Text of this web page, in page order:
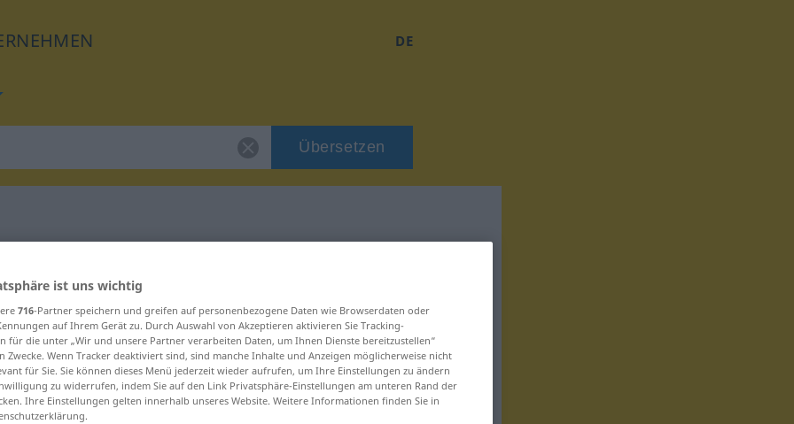
DE
Übersetzen
"Stress"
ist uns wichtig
716-Partner speichern und greifen auf personenbezogene Daten wie Browserdaten oder
auf Ihrem Gerät zu. Durch Auswahl von Akzeptieren aktivieren Sie Tracking-
für die unter „Wir und unsere Partner verarbeiten Daten, um Ihnen Dienste bereitzustellen“
Zwecke. Wenn Tracker deaktiviert sind, sind manche Inhalte und Anzeigen möglicherweise nicht
für Sie. Sie können dieses Menü jederzeit wieder aufrufen, um Ihre Einstellungen zu ändern
zu widerrufen, indem Sie auf den Link Privatsphäre-Einstellungen am unteren Rand der
Ihre Einstellungen gelten innerhalb unseres Website. Weitere Informationen finden Sie in